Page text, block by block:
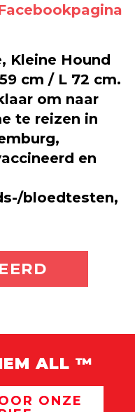
Kleine Hound
cm / L 72 cm.
om naar
te reizen in
en
bloedtesten,
MIJ
ALL ™
ONZE